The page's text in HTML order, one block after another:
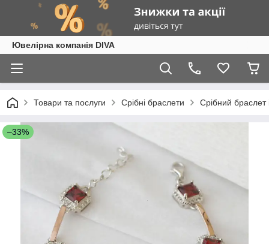
Ювелірна компанія DIVA
Товари та послуги Срібні браслети Срібний браслет
–33%